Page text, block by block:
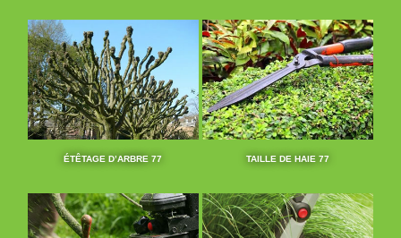
ÉTÊTAGE D’ARBRE 77 TAILLE DE HAIE 77